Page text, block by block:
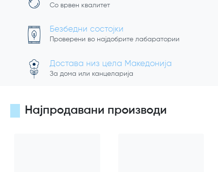
Со врвен квалитет
Безбедни состојки
Проверени во најдобрите лабаратории
Достава низ цела Македонија
За дома или канцеларија
Најпродавани производи